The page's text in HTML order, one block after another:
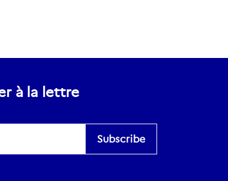
à la lettre